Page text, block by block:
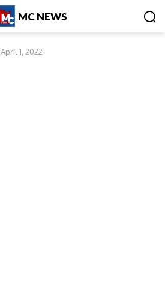
MC NEWS
April 1, 2022